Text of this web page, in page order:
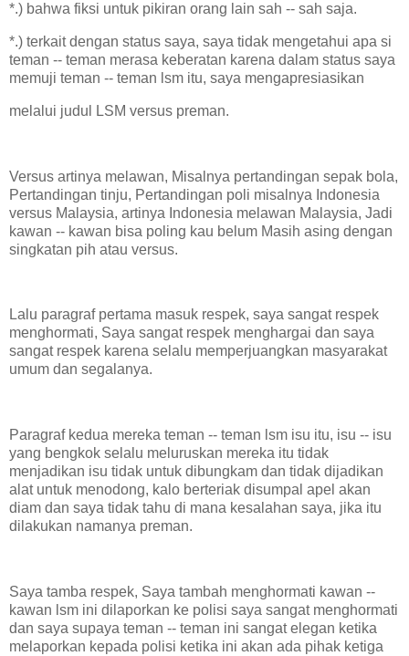
*.) bahwa fiksi untuk pikiran orang lain sah -- sah saja.
*.) terkait dengan status saya, saya tidak mengetahui apa si
teman -- teman merasa keberatan karena dalam status saya
memuji teman -- teman lsm itu, saya mengapresiasikan
melalui judul LSM versus preman.
Versus artinya melawan, Misalnya pertandingan sepak bola,
Pertandingan tinju, Pertandingan poli misalnya Indonesia
versus Malaysia, artinya Indonesia melawan Malaysia, Jadi
kawan -- kawan bisa poling kau belum Masih asing dengan
singkatan pih atau versus.
Lalu paragraf pertama masuk respek, saya sangat respek
menghormati, Saya sangat respek menghargai dan saya
sangat respek karena selalu memperjuangkan masyarakat
umum dan segalanya.
Paragraf kedua mereka teman -- teman lsm isu itu, isu -- isu
yang bengkok selalu meluruskan mereka itu tidak
menjadikan isu tidak untuk dibungkam dan tidak dijadikan
alat untuk menodong, kalo berteriak disumpal apel akan
diam dan saya tidak tahu di mana kesalahan saya, jika itu
dilakukan namanya preman.
Saya tamba respek, Saya tambah menghormati kawan --
kawan lsm ini dilaporkan ke polisi saya sangat menghormati
dan saya supaya teman -- teman ini sangat elegan ketika
melaporkan kepada polisi ketika ini akan ada pihak ketiga